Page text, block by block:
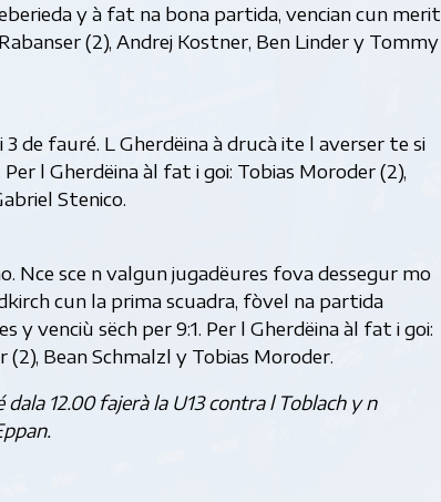
y à fat na bona partida, vencian cun merit
(2), Andrej Kostner, Ben Linder y Tommy
de fauré. L Gherdëina à drucà ite l averser te si
l Gherdëina àl fat i goi: Tobias Moroder (2),
Stenico.
Nce sce n valgun jugadëures fova dessegur mo
cun la prima scuadra, fòvel na partida
y venciù sëch per 9:1. Per l Gherdëina àl fat i goi:
Bean Schmalzl y Tobias Moroder.
dala 12.00 fajerà la U13 contra l Toblach y n